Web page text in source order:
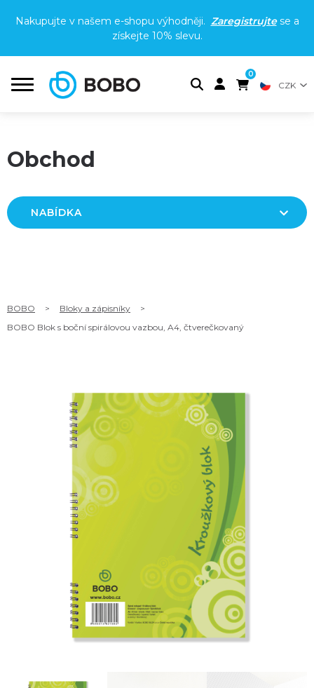
Nakupujte v našem e-shopu výhodněji. Zaregistrujtese a
získejte 10% slevu.
0
CZK
Obchod
NABÍDKA
BOBO > Bloky a zápisníky
>
BOBO Blok s boční spirálovou vazbou, A4, čtverečkovaný